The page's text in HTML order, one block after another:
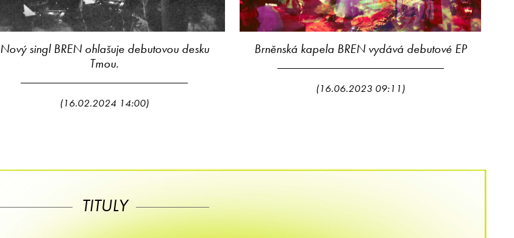
Nový singl BREN ohlašuje debutovou desku
Tmou.
(16.02.2024 14:00)
Brněnská kapela BREN vydává debutové EP
(16.06.2023 09:11)
TITULY